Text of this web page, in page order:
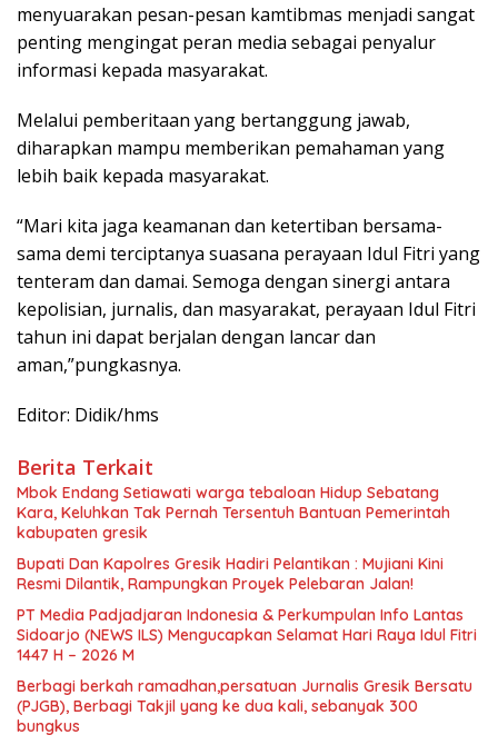
menyuarakan pesan-pesan kamtibmas menjadi sangat
penting mengingat peran media sebagai penyalur
informasi kepada masyarakat.
Melalui pemberitaan yang bertanggung jawab,
diharapkan mampu memberikan pemahaman yang
lebih baik kepada masyarakat.
“Mari kita jaga keamanan dan ketertiban bersama-
sama demi terciptanya suasana perayaan Idul Fitri yang
tenteram dan damai. Semoga dengan sinergi antara
kepolisian, jurnalis, dan masyarakat, perayaan Idul Fitri
tahun ini dapat berjalan dengan lancar dan
aman,”pungkasnya.
Editor: Didik/hms
Berita Terkait
Mbok Endang Setiawati warga tebaloan Hidup Sebatang
Kara, Keluhkan Tak Pernah Tersentuh Bantuan Pemerintah
kabupaten gresik
​Bupati Dan Kapolres Gresik Hadiri Pelantikan : Mujiani Kini
Resmi Dilantik, Rampungkan Proyek Pelebaran Jalan!
PT Media Padjadjaran Indonesia & Perkumpulan Info Lantas
Sidoarjo (NEWS ILS) Mengucapkan Selamat Hari Raya Idul Fitri
1447 H – 2026 M
Berbagi berkah ramadhan,persatuan Jurnalis Gresik Bersatu
(PJGB), Berbagi Takjil yang ke dua kali, sebanyak 300
bungkus